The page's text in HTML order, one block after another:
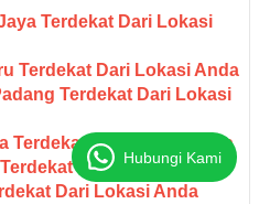
Terdekat Dari Lokasi
Terdekat Dari Lokasi Anda
Terdekat Dari Lokasi
Terdekat Dari Lokasi Anda
Dari Lokasi Anda
Dari Lokasi Anda
Hubungi Kami